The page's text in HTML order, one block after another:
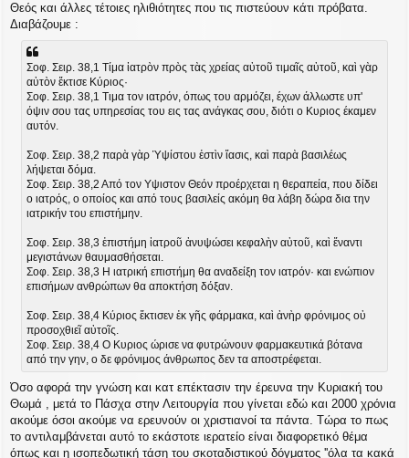
Θεός και άλλες τέτοιες ηλιθιότητες που τις πιστεύουν κάτι πρόβατα.
Διαβάζουμε :
Σοφ. Σειρ. 38,1 Τίμα ἰατρὸν πρὸς τὰς χρείας αὐτοῦ τιμαῖς αὐτοῦ, καὶ γὰρ
αὐτὸν ἔκτισε Κύριος·
Σοφ. Σειρ. 38,1 Τιμα τον ιατρόν, όπως του αρμόζει, έχων άλλωστε υπ'
όψιν σου τας υπηρεσίας του εις τας ανάγκας σου, διότι ο Κυριος έκαμεν
αυτόν.
Σοφ. Σειρ. 38,2 παρὰ γὰρ Ὑψίστου ἐστὶν ἴασις, καὶ παρὰ βασιλέως
λήψεται δόμα.
Σοφ. Σειρ. 38,2 Από τον Υψιστον Θεόν προέρχεται η θεραπεία, που δίδει
ο ιατρός, ο οποίος και από τους βασιλείς ακόμη θα λάβη δώρα δια την
ιατρικήν του επιστήμην.
Σοφ. Σειρ. 38,3 ἐπιστήμη ἰατροῦ ἀνυψώσει κεφαλὴν αὐτοῦ, καὶ ἔναντι
μεγιστάνων θαυμασθήσεται.
Σοφ. Σειρ. 38,3 Η ιατρική επιστήμη θα αναδείξη τον ιατρόν· και ενώπιον
επισήμων ανθρώπων θα αποκτήση δόξαν.
Σοφ. Σειρ. 38,4 Κύριος ἔκτισεν ἐκ γῆς φάρμακα, καὶ ἀνὴρ φρόνιμος οὐ
προσοχθιεῖ αὐτοῖς.
Σοφ. Σειρ. 38,4 Ο Κυριος ώρισε να φυτρώνουν φαρμακευτικά βότανα
από την γην, ο δε φρόνιμος άνθρωπος δεν τα αποστρέφεται.
Όσο αφορά την γνώση και κατ επέκτασιν την έρευνα την Κυριακή του
Θωμά , μετά το Πάσχα στην Λειτουργία που γίνεται εδώ και 2000 χρόνια
ακούμε όσοι ακούμε να ερευνούν οι χριστιανοί τα πάντα. Τώρα το πως
το αντιλαμβάνεται αυτό το εκάστοτε ιερατείο είναι διαφορετικό θέμα
όπως και η ισοπεδωτική τάση του σκοταδιστικού δόγματος ''όλα τα κακά